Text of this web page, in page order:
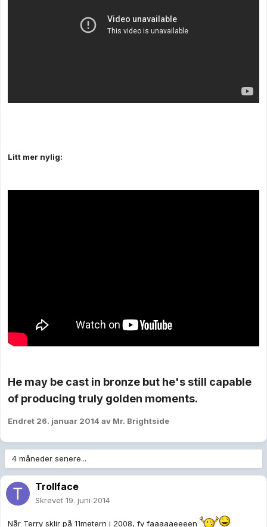
Litt mer nylig:
He may be cast in bronze but he's still capable
of producing truly golden moments.
Endret 26. januar 2014 av Mr. Brightside
4 måneder senere...
Trollface
Skrevet 19. juni 2014
Når Terry sklir på 11metern i 2008, fy faaaaaeeeen